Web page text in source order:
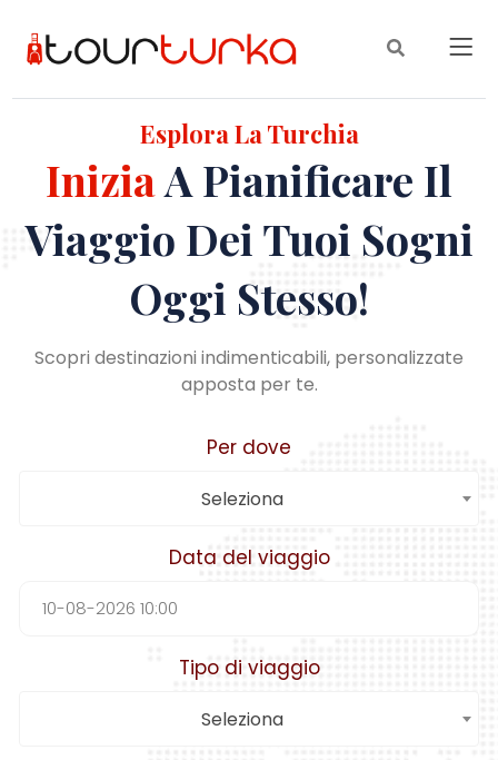
Esplora La Turchia
IniziaA Pianificare Il
Viaggio Dei Tuoi Sogni
Oggi Stesso!
Scopri destinazioni indimenticabili, personalizzate
apposta per te.
Per dove
Seleziona
Data del viaggio
Tipo di viaggio
Seleziona